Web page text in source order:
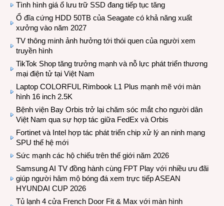
Tình hình giá ổ lưu trữ SSD đang tiếp tục tăng
Ổ đĩa cứng HDD 50TB của Seagate có khả năng xuất
xưởng vào năm 2027
TV thông minh ảnh hưởng tới thói quen của người xem
truyền hình
TikTok Shop tăng trưởng mạnh và nỗ lực phát triển thương
mại điện tử tại Việt Nam
Laptop COLORFUL Rimbook L1 Plus mạnh mẽ với màn
hình 16 inch 2.5K
Bệnh viện Bay Orbis trở lại chăm sóc mắt cho người dân
Việt Nam qua sự hợp tác giữa FedEx và Orbis
Fortinet và Intel hợp tác phát triển chip xử lý an ninh mạng
SPU thế hệ mới
Sức mạnh các hộ chiếu trên thế giới năm 2026
Samsung AI TV đồng hành cùng FPT Play với nhiều ưu đãi
giúp người hâm mộ bóng đá xem trực tiếp ASEAN
HYUNDAI CUP 2026
Tủ lạnh 4 cửa French Door Fit & Max với màn hình